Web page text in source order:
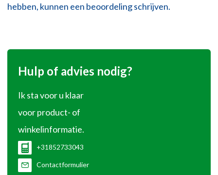
hebben, kunnen een beoordeling schrijven.
Hulp of advies nodig?
Ik sta voor u klaar
voor product- of
winkelinformatie.
+31852733043
Contactformulier